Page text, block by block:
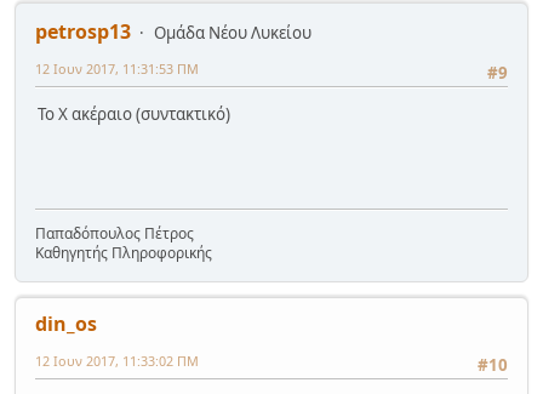
petrosp13
Ομάδα Νέου Λυκείου
#9
12 Ιουν 2017, 11:31:53 ΠΜ
Το Χ ακέραιο (συντακτικό)
Παπαδόπουλος Πέτρος
Καθηγητής Πληροφορικής
din_os
#10
12 Ιουν 2017, 11:33:02 ΠΜ